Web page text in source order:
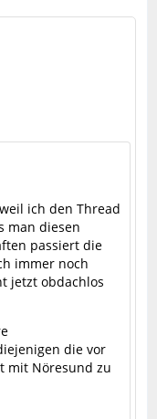
ich den Thread
man diesen
passiert die
immer noch
jetzt obdachlos
die vor
mit Nöresund zu